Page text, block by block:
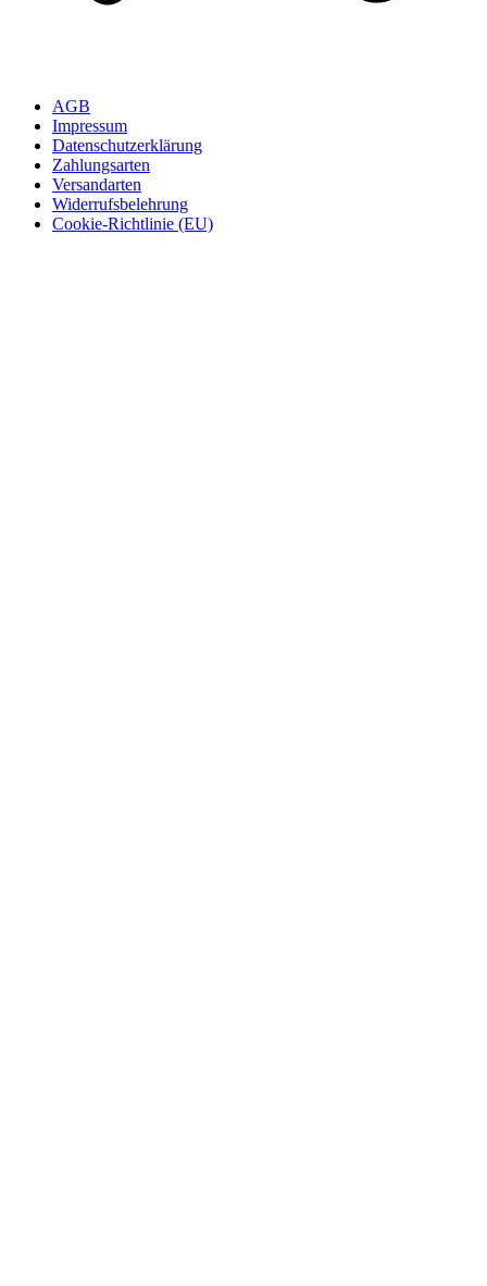
AGB
Impressum
Datenschutzerklärung
Zahlungsarten
Versandarten
Widerrufsbelehrung
Cookie-Richtlinie (EU)